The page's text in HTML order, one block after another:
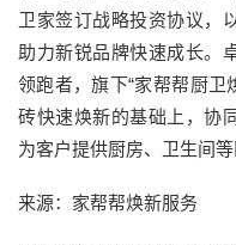
卫家签订战略投资协议，
助力新锐品牌快速成长。
领跑者，旗下“家帮帮厨卫
砖快速焕新的基础上，协
为客户提供厨房、卫生间等
来源：家帮帮焕新服务